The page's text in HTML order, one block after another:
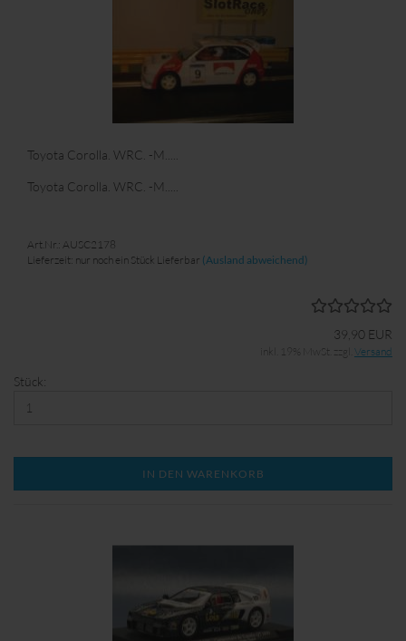
Toyota Corolla. WRC. -M.....
Toyota Corolla. WRC. -M.....
Art.Nr.: AUSC2178
Lieferzeit: nur noch ein Stück Lieferbar (Ausland abweichend)
39,90 EUR
inkl. 19% MwSt. zzgl. Versand
Stück:
IN DEN WARENKORB